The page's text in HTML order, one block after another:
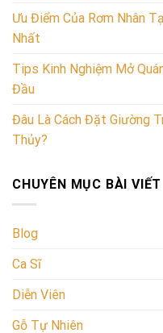
Ưu Điểm Của Rơm Nhân
Nhất
Tips Kinh Nghiệm Mở
Đầu
Đâu Là Cách Đặt Giường
Thủy?
CHUYÊN MỤC BÀI VIẾT
Blog
Ca Sĩ
Diễn Viên
Gỗ Tự Nhiên